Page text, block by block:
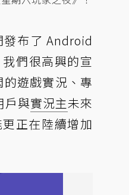
布了 Android
們很高興的宣
遊戲實況、專
戶與實況主未來
正在陸續增加